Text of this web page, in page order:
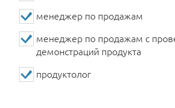
менеджер по продажам
менеджер по продажам с
демонстраций продукта
продуктолог